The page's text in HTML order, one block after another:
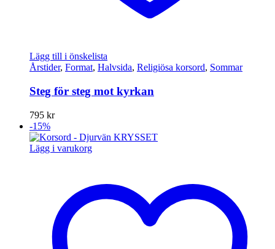
Lägg till i önskelista
Årstider, Format, Halvsida, Religiösa korsord, Sommar
Steg för steg mot kyrkan
795 kr
-15%
Lägg i varukorg